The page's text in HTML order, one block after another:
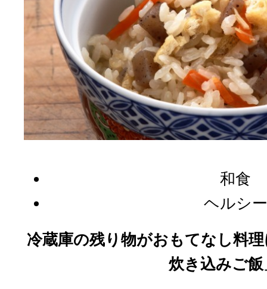
和食
ヘルシー
冷蔵庫の残り物がおもてなし料
炊き込みご飯